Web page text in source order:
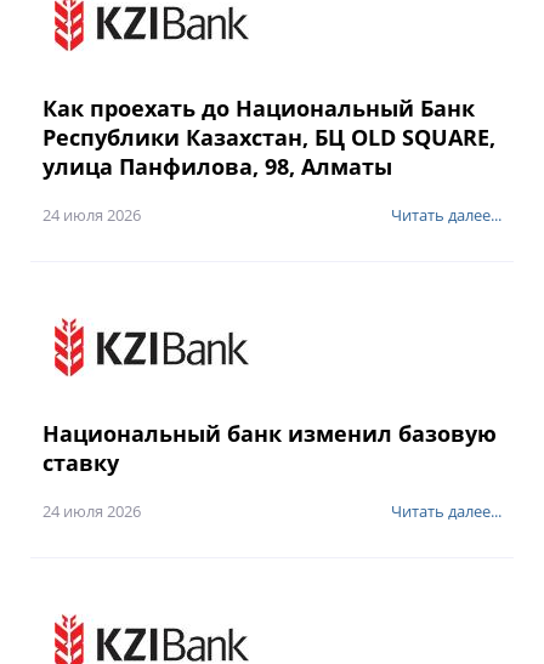
Как проехать до Национальный Банк
Республики Казахстан, БЦ OLD SQUARE,
улица Панфилова, 98, Алматы
24 июля 2026 Читать далее...
Национальный банк изменил базовую
ставку
24 июля 2026 Читать далее...